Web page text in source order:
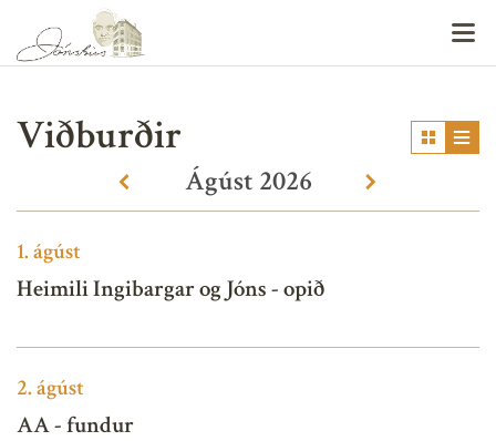
Viðburðir
Ágúst 2026
« »
1.ágúst
Heimili Ingibargar og Jóns - opið
2.ágúst
AA - fundur